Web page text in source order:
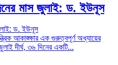
মাস জুলাই: ড. ইউনূস
আকাঙ্ক্ষার এক গুরুত্বপূর্ণ অধ্যায়ের
দীর্ঘ, ৩৬ দিনের একটি...